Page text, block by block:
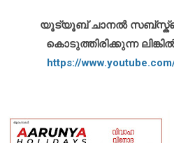
യൂട്യൂബ് ചാനൽ
കൊടുത്തിരിക്കുന്ന
https://